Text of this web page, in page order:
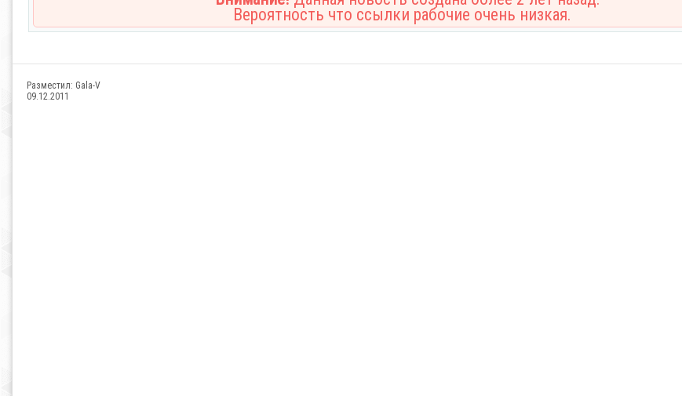
Вероятность что ссылки рабочие очень низкая.
Разместил: Gala-V
09.12.2011